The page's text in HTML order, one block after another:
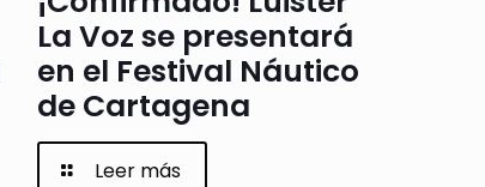
La Voz se presentará
en el Festival Náutico
de Cartagena
Leer más